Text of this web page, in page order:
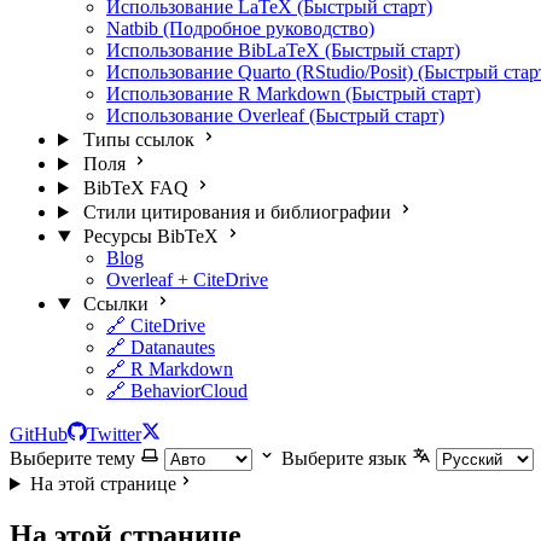
Использование LaTeX (Быстрый старт)
Natbib (Подробное руководство)
Использование BibLaTeX (Быстрый старт)
Использование Quarto (RStudio/Posit) (Быстрый
Использование R Markdown (Быстрый старт)
Использование Overleaf (Быстрый старт)
Типы ссылок
Поля
BibTeX FAQ
Стили цитирования и библиографии
Ресурсы BibTeX
Blog
Overleaf + CiteDrive
Ссылки
🔗 CiteDrive
🔗 Datanautes
🔗 R Markdown
🔗 BehaviorCloud
GitHub
Twitter
Выберите тему
Выберите язык
На этой странице